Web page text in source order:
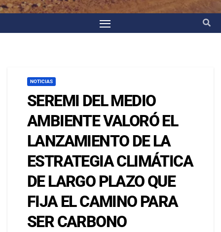
NOTICIAS
SEREMI DEL MEDIO
AMBIENTE VALORÓ EL
LANZAMIENTO DE LA
ESTRATEGIA CLIMÁTICA
DE LARGO PLAZO QUE
FIJA EL CAMINO PARA
SER CARBONO